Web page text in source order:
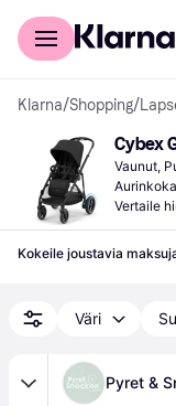
Kuluttajille
Klarna/Shopping/
Cybex
Vaunut,
Vertaile
Kokeile joustavia
Väri
Pyret &